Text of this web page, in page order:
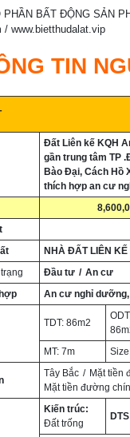
PHẦN BẤT ĐỘNG SẢN
/ www.bietthudalat.vip
TIN
Đất Liên kế KQH
gần trung tâm TP
Bào Đại, Cách Hồ
thích hợp an cư
NHÀ ĐẤT LIÊN KẾ
Đầu tư
An cư
An cư nghỉ
TDT: 86m2
MT: 7m
Tây Bắc
Mặt tiền
Mặt tiền đường
Kiến trúc:
Đất trống